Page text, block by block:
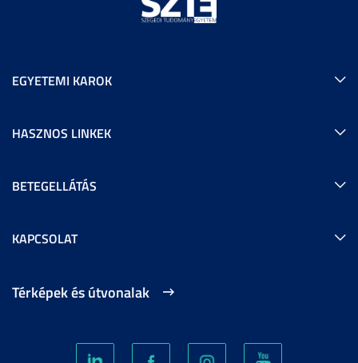
EGYETEMI KAROK
HASZNOS LINKEK
BETEGELLÁTÁS
KAPCSOLAT
Térképek és útvonalak